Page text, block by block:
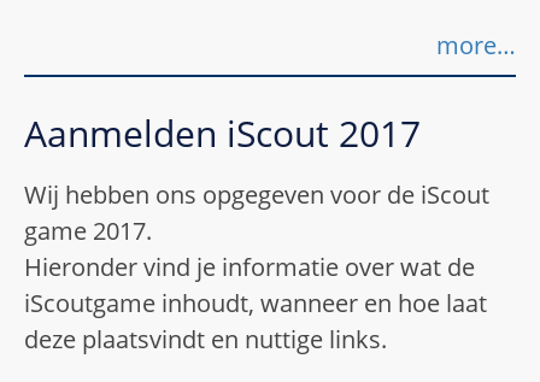
more…
Aanmelden iScout 2017
Wij hebben ons opgegeven voor de iScout
game 2017.
Hieronder vind je informatie over wat de
iScoutgame inhoudt, wanneer en hoe laat
deze plaatsvindt en nuttige links.